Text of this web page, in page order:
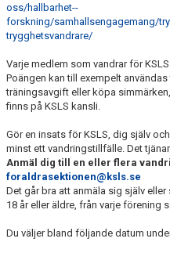
oss/hallbarhet--
forskning/samhallsengagemang/
trygghetsvandrare/
Varje medlem som vandrar för
Poängen kan till exempelt
träningsavgift eller köpa
finns på KSLS kansli.
Gör en insats för KSLS, dig själv
minst ett vandringstillfälle. Det
Anmäl dig till en eller flera
foraldrasektionen@ksls.se
Det går bra att anmäla sig själv
18 år eller äldre, från varje förening
Du väljer bland följande datum